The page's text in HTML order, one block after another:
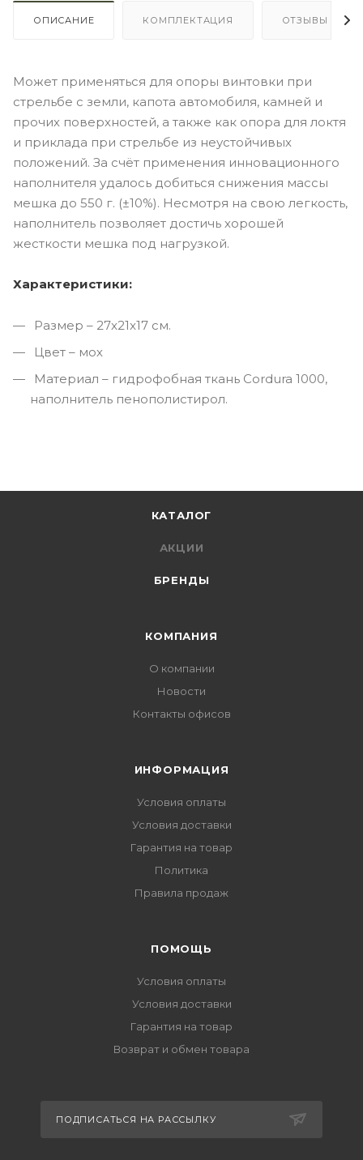
ОПИСАНИЕ КОМПЛЕКТАЦИЯ ОТЗЫВЫ
Может применяться для опоры винтовки при
стрельбе с земли, капота автомобиля, камней и
прочих поверхностей, а также как опора для локтя
и приклада при стрельбе из неустойчивых
положений. За счёт применения инновационного
наполнителя удалось добиться снижения массы
мешка до 550 г. (±10%). Несмотря на свою легкость,
наполнитель позволяет достичь хорошей
жесткости мешка под нагрузкой.
Характеристики:
Размер – 27x21x17 см.
Цвет – мох
Материал – гидрофобная ткань Cordura 1000,
наполнитель пенополистирол.
КАТАЛОГ
АКЦИИ
БРЕНДЫ
КОМПАНИЯ
О компании
Новости
Контакты офисов
ИНФОРМАЦИЯ
Условия оплаты
Условия доставки
Гарантия на товар
Политика
Правила продаж
ПОМОЩЬ
Условия оплаты
Условия доставки
Гарантия на товар
Возврат и обмен товара
ПОДПИСАТЬСЯ НА РАССЫЛКУ